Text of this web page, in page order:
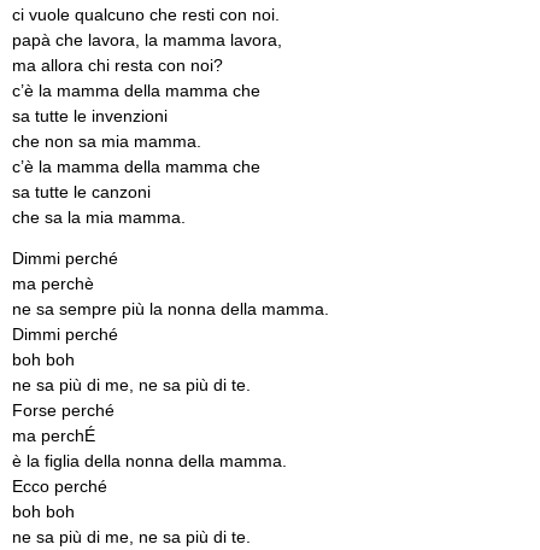
ci vuole qualcuno che resti con noi.
papà che lavora, la mamma lavora,
ma allora chi resta con noi?
c’è la mamma della mamma che
sa tutte le invenzioni
che non sa mia mamma.
c’è la mamma della mamma che
sa tutte le canzoni
che sa la mia mamma.
Dimmi perché
ma perchè
ne sa sempre più la nonna della mamma.
Dimmi perché
boh boh
ne sa più di me, ne sa più di te.
Forse perché
ma perchÉ
è la figlia della nonna della mamma.
Ecco perché
boh boh
ne sa più di me, ne sa più di te.